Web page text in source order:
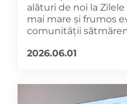
alături de noi la Zilele
mai mare și frumos
comunității
2026.06.01